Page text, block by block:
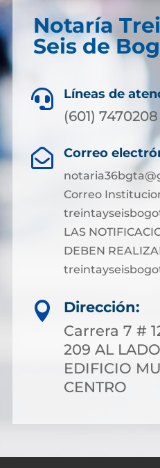
Notaría
Seis de
 Líneas de
(601)
 Correo
Correo
LAS
DEBEN

Dirección:
Carrera 7 #
209 AL
EDIFICIO
CENTRO